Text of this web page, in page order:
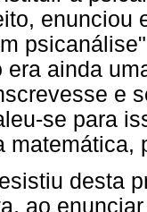
enunciou
era ainda
e
se para
matemática,
desta
ao